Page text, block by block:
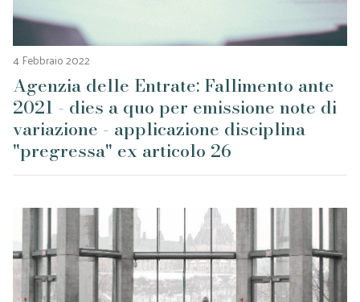
4 Febbraio 2022
Agenzia delle Entrate: Fallimento ante
2021 - dies a quo per emissione note di
variazione - applicazione disciplina
"pregressa" ex articolo 26